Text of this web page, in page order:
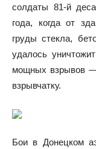
солдаты 81-й
года, когда от
груды стекла,
удалось
мощных взрывов —
взрывчатку.
Бои в Донецком